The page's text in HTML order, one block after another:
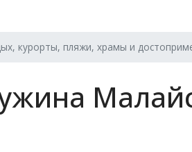
курорты, пляжи, храмы и